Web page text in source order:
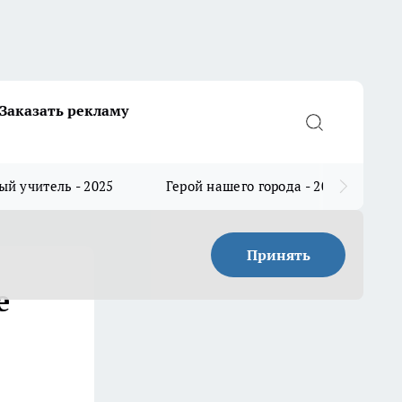
Заказать рекламу
учитель - 2025 Герой нашего города - 2025
Принять